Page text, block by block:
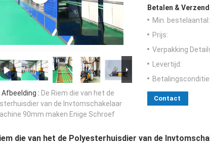
: De Riem die van het de
van de Invtomschakelaar
90mm maken Enige Schroef
Betalen &
Min. bestelaantal:
Prijs:
Verpakking
Levertijd:
Contact
die van het de Polyesterhuisdier van de